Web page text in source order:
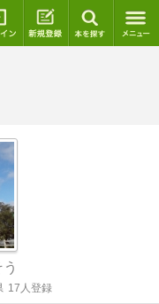
ログイン 新規登録
17人登録